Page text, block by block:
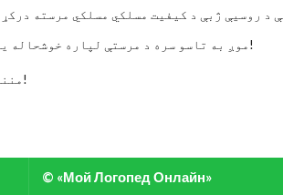
موږ به تاسو سره د مرستې لپاره خوشحاله یو!
مننه!
© «Мой Логопед Онлайн»